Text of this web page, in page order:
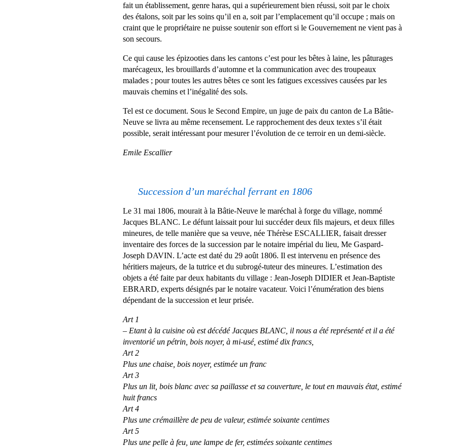
fait un établissement, genre haras, qui a supérieurement bien réussi, soit par le choix
des étalons, soit par les soins qu’il en a, soit par l’emplacement qu’il occupe ; mais on
craint que le propriétaire ne puisse soutenir son effort si le Gouvernement ne vient pas à
son secours.
Ce qui cause les épizooties dans les cantons c’est pour les bêtes à laine, les pâturages
marécageux, les brouillards d’automne et la communication avec des troupeaux
malades ; pour toutes les autres bêtes ce sont les fatigues excessives causées par les
mauvais chemins et l’inégalité des sols.
Tel est ce document. Sous le Second Empire, un juge de paix du canton de La Bâtie-
Neuve se livra au même recensement. Le rapprochement des deux textes s’il était
possible, serait intéressant pour mesurer l’évolution de ce terroir en un demi-siècle.
Emile Escallier
Succession d’un maréchal ferrant en 1806
Le 31 mai 1806, mourait à la Bâtie-Neuve le maréchal à forge du village, nommé
Jacques BLANC. Le défunt laissait pour lui succéder deux fils majeurs, et deux filles
mineures, de telle manière que sa veuve, née Thérèse ESCALLIER, faisait dresser
inventaire des forces de la succession par le notaire impérial du lieu, Me Gaspard-
Joseph DAVIN. L’acte est daté du 29 août 1806. Il est intervenu en présence des
héritiers majeurs, de la tutrice et du subrogé-tuteur des mineures. L’estimation des
objets a été faite par deux habitants du village : Jean-Joseph DIDIER et Jean-Baptiste
EBRARD, experts désignés par le notaire vacateur. Voici l’énumération des biens
dépendant de la succession et leur prisée.
Art 1
– Etant à la cuisine où est décédé Jacques BLANC, il nous a été représenté et il a été
inventorié un pétrin, bois noyer, à mi-usé, estimé dix francs,
Art 2
Plus une chaise, bois noyer, estimée un franc
Art 3
Plus un lit, bois blanc avec sa paillasse et sa couverture, le tout en mauvais état, estimé
huit francs
Art 4
Plus une crémaillère de peu de valeur, estimée soixante centimes
Art 5
Plus une pelle à feu, une lampe de fer, estimées soixante centimes